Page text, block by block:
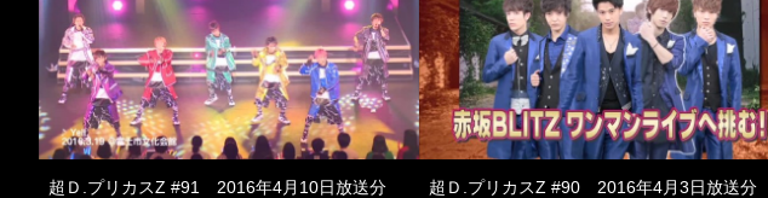
超Ｄ.プリカスZ #91 2016年4月10日放送分 超Ｄ.プリカスZ #90 2016年4月3日放送分